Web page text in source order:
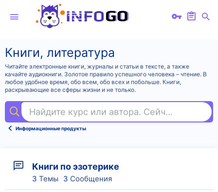
Книги, литература
Читайте электронные книги, журналы и статьи в тексте, а также
качайте аудиокниги. Золотое правило успешного человека – чтение. В
любое удобное время, обо всем, обо всех и побольше. Книги,
раскрывающие все сферы жизни и не только.
Найдите курс или автора. Сейчас ищут
Информационные продукты
Книги по эзотерике
3 Темы 3 Сообщения